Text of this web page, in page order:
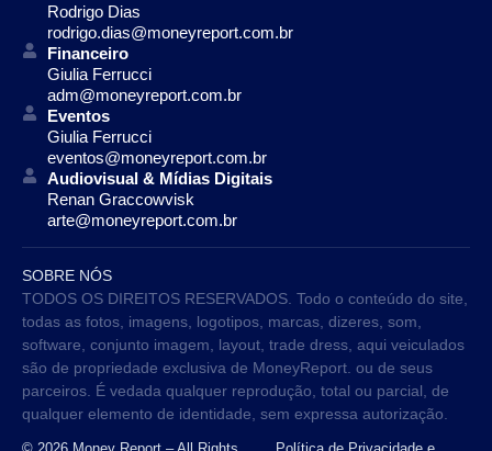
Rodrigo Dias
rodrigo.dias@moneyreport.com.br
Financeiro
Giulia Ferrucci
adm@moneyreport.com.br
Eventos
Giulia Ferrucci
eventos@moneyreport.com.br
Audiovisual & Mídias Digitais
Renan Graccowvisk
arte@moneyreport.com.br
SOBRE NÓS
TODOS OS DIREITOS RESERVADOS. Todo o conteúdo do site,
todas as fotos, imagens, logotipos, marcas, dizeres, som,
software, conjunto imagem, layout, trade dress, aqui veiculados
são de propriedade exclusiva de MoneyReport. ou de seus
parceiros. É vedada qualquer reprodução, total ou parcial, de
qualquer elemento de identidade, sem expressa autorização.